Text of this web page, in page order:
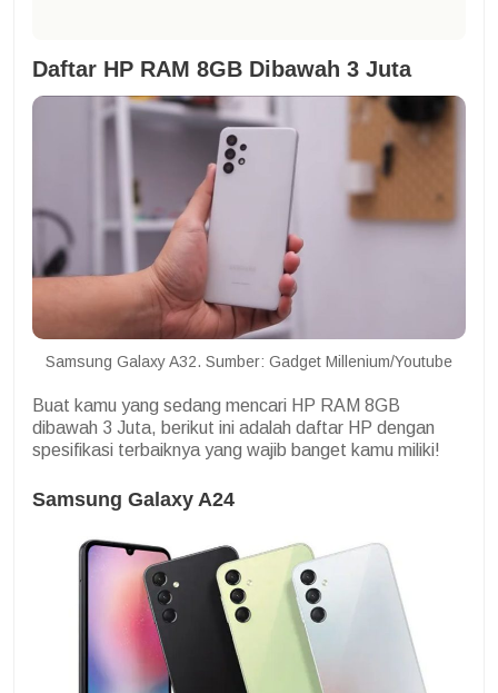
Daftar HP RAM 8GB Dibawah 3 Juta
Samsung Galaxy A32. Sumber: Gadget Millenium/Youtube
Buat kamu yang sedang mencari HP RAM 8GB
dibawah 3 Juta, berikut ini adalah daftar HP dengan
spesifikasi terbaiknya yang wajib banget kamu miliki!
Samsung Galaxy A24